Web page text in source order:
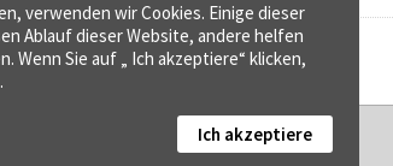
Kontakt
verwenden wir Cookies. Einige dieser
Ablauf dieser Website, andere helfen
Wenn Sie auf „ Ich akzeptiere“ klicken,
Ich akzeptiere